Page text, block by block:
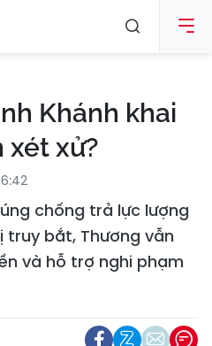
Khánh khai
xét xử?
chống trả lực lượng
truy bắt, Thương vẫn
và hỗ trợ nghi phạm